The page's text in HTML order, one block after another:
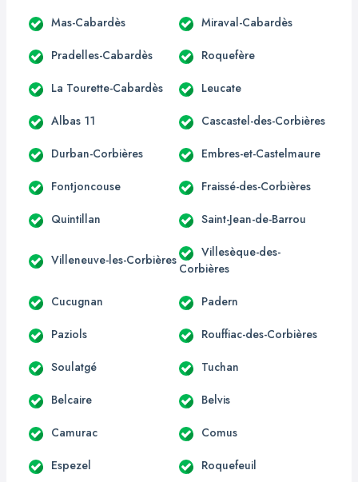
Mas-Cabardès Miraval-Cabardès
Pradelles-Cabardès Roquefère
La Tourette-Cabardès Leucate
Albas 11 Cascastel-des-Corbières
Durban-Corbières Embres-et-Castelmaure
Fontjoncouse Fraissé-des-Corbières
Quintillan Saint-Jean-de-Barrou
Villeneuve-les-Corbières
Villesèque-des-
Corbières
Cucugnan Padern
Paziols Rouffiac-des-Corbières
Soulatgé Tuchan
Belcaire Belvis
Camurac Comus
Espezel Roquefeuil